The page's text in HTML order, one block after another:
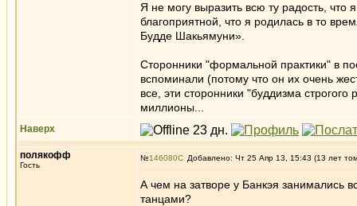
Я не могу выразить всю ту радость, что
благоприятной, что я родилась в то
Будде Шакьямуни».
Сторонники "формальной практики" в
вспоминали (потому что он их очень
все, эти сторонники "буддизма
миллионы...
Наверх
полякофф
Гость
№146080 Добавлено: Чт 25 Апр 13, 15:43 (13 лет
А чем на затворе у Банкэя занимались
танцами?